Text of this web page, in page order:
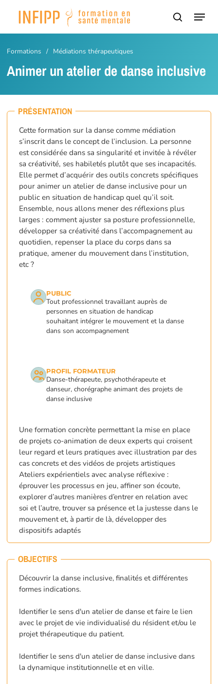
Panneau de gestion des cookies Menu
Formations / Médiations thérapeutiques
Animer un atelier de danse inclusive
PRÉSENTATION
Cette formation sur la danse comme médiation
s’inscrit dans le concept de l’inclusion. La personne
est considérée dans sa singularité et invitée à révéler
sa créativité, ses habiletés plutôt que ses incapacités.
Elle permet d’acquérir des outils concrets spécifiques
pour animer un atelier de danse inclusive pour un
public en situation de handicap quel qu’il soit.
Ensemble, nous allons mener des réflexions plus
larges : comment ajuster sa posture professionnelle,
développer sa créativité dans l’accompagnement au
quotidien, repenser la place du corps dans sa
pratique, amener du mouvement dans l’institution,
etc ?
PUBLIC
Tout professionnel travaillant auprès de
personnes en situation de handicap
souhaitant intégrer le mouvement et la danse
dans son accompagnement
PROFIL FORMATEUR
Danse-thérapeute, psychothérapeute et
danseur, chorégraphe animant des projets de
danse inclusive
Une formation concrète permettant la mise en place
de projets co-animation de deux experts qui croisent
leur regard et leurs pratiques avec illustration par des
cas concrets et des vidéos de projets artistiques
Ateliers expérientiels avec analyse réflexive :
éprouver les processus en jeu, affiner son écoute,
explorer d’autres manières d’entrer en relation avec
soi et l’autre, trouver sa présence et la justesse dans le
mouvement et, à partir de là, développer des
dispositifs adaptés
OBJECTIFS
Découvrir la danse inclusive, finalités et différentes
formes indications.
Identifier le sens d'un atelier de danse et faire le lien
avec le projet de vie individualisé du résident et/ou le
projet thérapeutique du patient.
Identifier le sens d'un atelier de danse inclusive dans
la dynamique institutionnelle et en ville.